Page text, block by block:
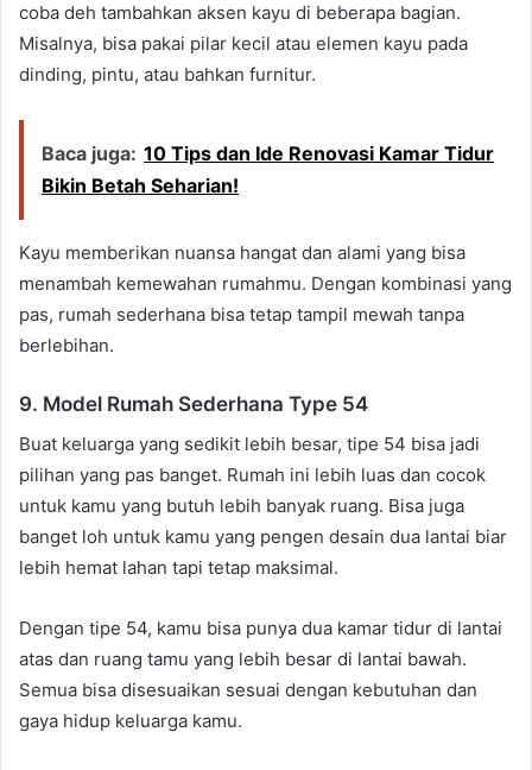
coba deh tambahkan aksen kayu di beberapa bagian.
Misalnya, bisa pakai pilar kecil atau elemen kayu pada
dinding, pintu, atau bahkan furnitur.
Baca juga: 10 Tips dan Ide Renovasi Kamar Tidur
Bikin Betah Seharian!
Kayu memberikan nuansa hangat dan alami yang bisa
menambah kemewahan rumahmu. Dengan kombinasi yang
pas, rumah sederhana bisa tetap tampil mewah tanpa
berlebihan.
9. Model Rumah Sederhana Type 54
Buat keluarga yang sedikit lebih besar, tipe 54 bisa jadi
pilihan yang pas banget. Rumah ini lebih luas dan cocok
untuk kamu yang butuh lebih banyak ruang. Bisa juga
banget loh untuk kamu yang pengen desain dua lantai biar
lebih hemat lahan tapi tetap maksimal.
Dengan tipe 54, kamu bisa punya dua kamar tidur di lantai
atas dan ruang tamu yang lebih besar di lantai bawah.
Semua bisa disesuaikan sesuai dengan kebutuhan dan
gaya hidup keluarga kamu.